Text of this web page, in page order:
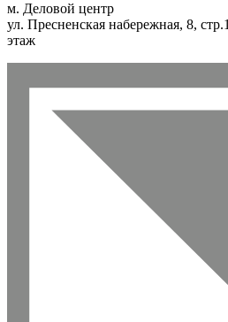
м. Деловой центр
ул. Пресненская набережная, 8,
этаж